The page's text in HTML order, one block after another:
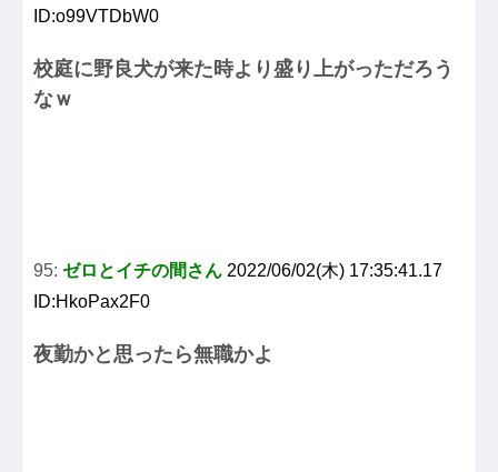
ID:o99VTDbW0
校庭に野良犬が来た時より盛り上がっただろう
なｗ
95: ゼロとイチの間さん 2022/06/02(木) 17:35:41.17
ID:HkoPax2F0
夜勤かと思ったら無職かよ